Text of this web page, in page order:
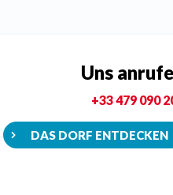
Uns
+33 479 090
DAS DORF ENTDECKEN